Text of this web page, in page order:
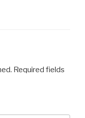
Required fields